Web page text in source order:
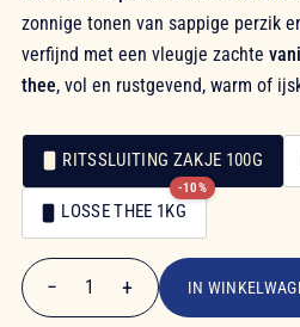
zonnige tonen van sappige perzik
verfijnd met een vleugje zachte
thee, vol en rustgevend, warm of
Verpakking
Verpakking
RITSSLUITING ZAKJE 100G
LOSSE THEE 1KG
-10%
€ 10,90
− 1 + IN